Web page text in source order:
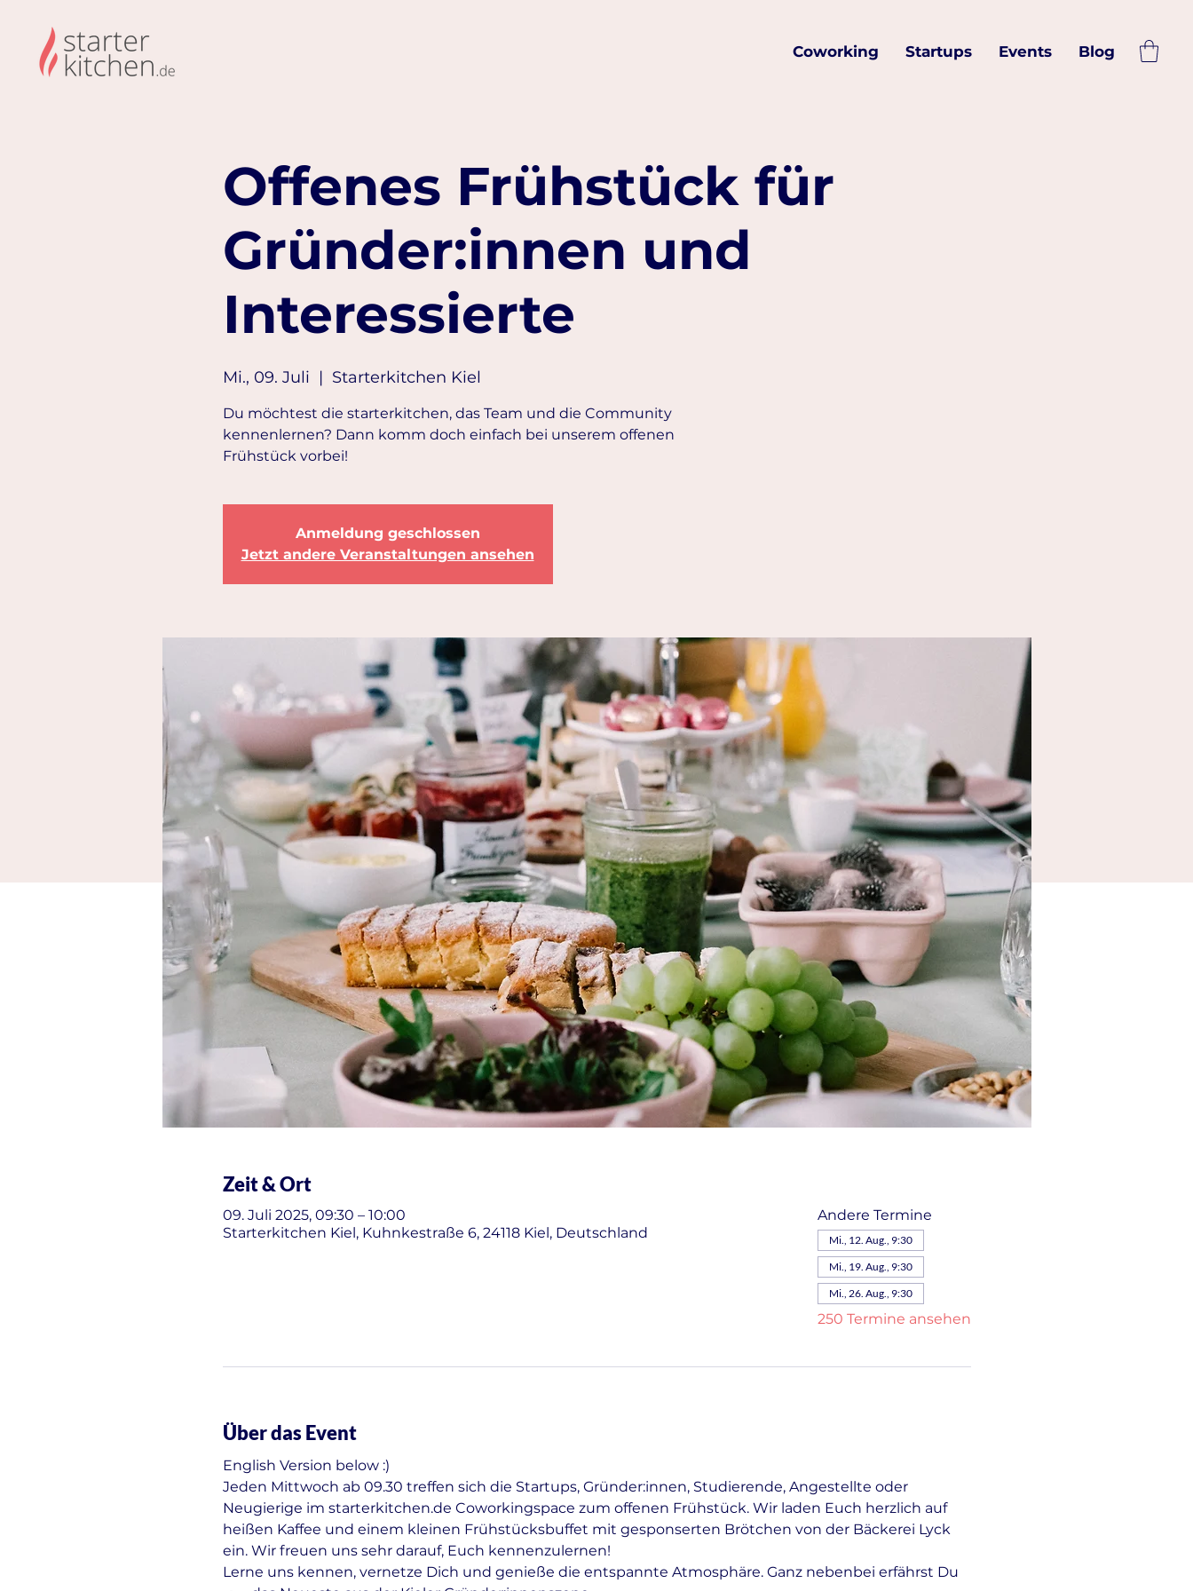
Coworking Startups Events Blog
Offenes Frühstück für
Gründer:innen und
Interessierte
Mi., 09. Juli
  |
Starterkitchen Kiel
Du möchtest die starterkitchen, das Team und die Community
kennenlernen? Dann komm doch einfach bei unserem offenen
Frühstück vorbei!
Anmeldung geschlossen
Jetzt andere Veranstaltungen ansehen
Zeit & Ort
09. Juli 2025, 09:30 – 10:00
Starterkitchen Kiel, Kuhnkestraße 6, 24118 Kiel, Deutschland
Andere Termine
Mi., 12. Aug., 9:30
Mi., 19. Aug., 9:30
Mi., 26. Aug., 9:30
250 Termine ansehen
Über das Event
English Version below :)
Jeden Mittwoch ab 09.30 treffen sich die Startups, Gründer:innen, Studierende, Angestellte oder
Neugierige im starterkitchen.de Coworkingspace zum offenen Frühstück. Wir laden Euch herzlich auf
heißen Kaffee und einem kleinen Frühstücksbuffet mit gesponserten Brötchen von der Bäckerei Lyck
ein. Wir freuen uns sehr darauf, Euch kennenzulernen!
Lerne uns kennen, vernetze Dich und genieße die entspannte Atmosphäre. Ganz nebenbei erfährst Du